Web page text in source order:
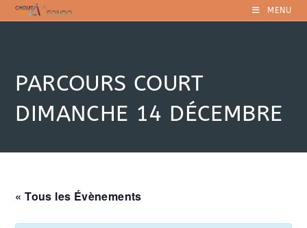
Skip
to
MENU
PARCOURS COURT
DIMANCHE 14 DÉCEMBRE
« Tous les Évènements